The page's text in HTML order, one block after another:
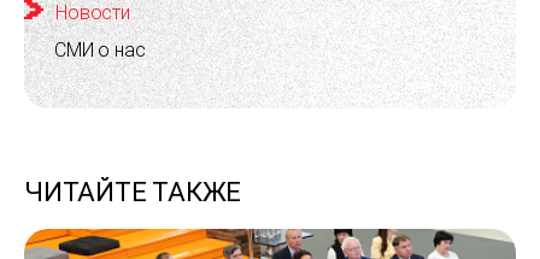
Новости
СМИ о нас
ЧИТАЙТЕ ТАКЖЕ